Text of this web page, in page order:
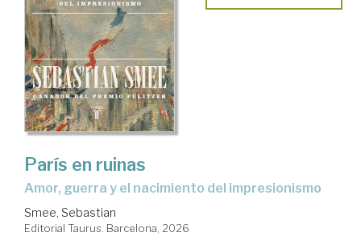
París en ruinas
Amor, guerra y el nacimiento del impresionismo
Smee, Sebastian
Editorial Taurus. Barcelona, 2026